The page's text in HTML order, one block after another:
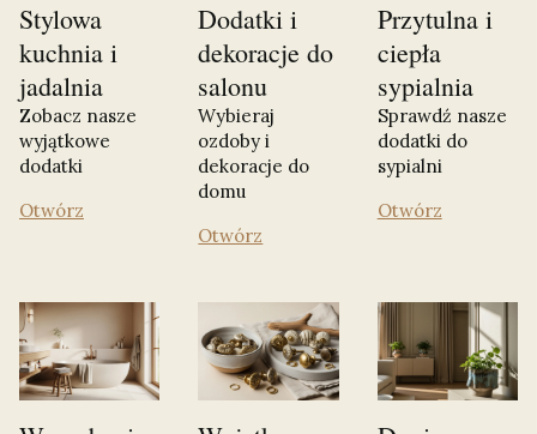
Stylowa
kuchnia i
jadalnia
Zobacz nasze
wyjątkowe
dodatki
Otwórz
Dodatki i
dekoracje do
salonu
Wybieraj
ozdoby i
dekoracje do
domu
Otwórz
Przytulna i
ciepła
sypialnia
Sprawdź nasze
dodatki do
sypialni
Otwórz